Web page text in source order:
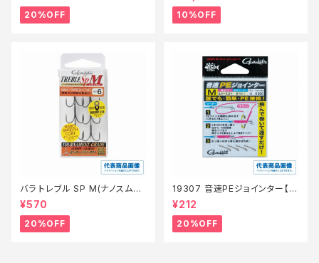
20%OFF 10%OFF
バラ トレブル SP M(ナノスムー
スコート)【特価仕掛】【20】
¥570
20%OFF
19307 音速PEジョインター【特
価仕掛】【20】
¥212
20%OFF